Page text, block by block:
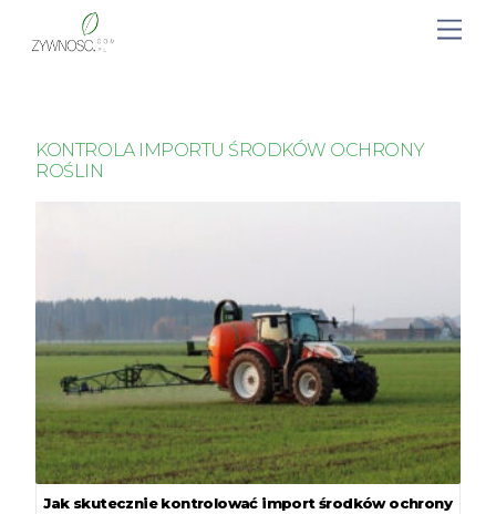
KONTROLA IMPORTU ŚRODKÓW OCHRONY
ROŚLIN
Jak skutecznie kontrolować import środków ochrony